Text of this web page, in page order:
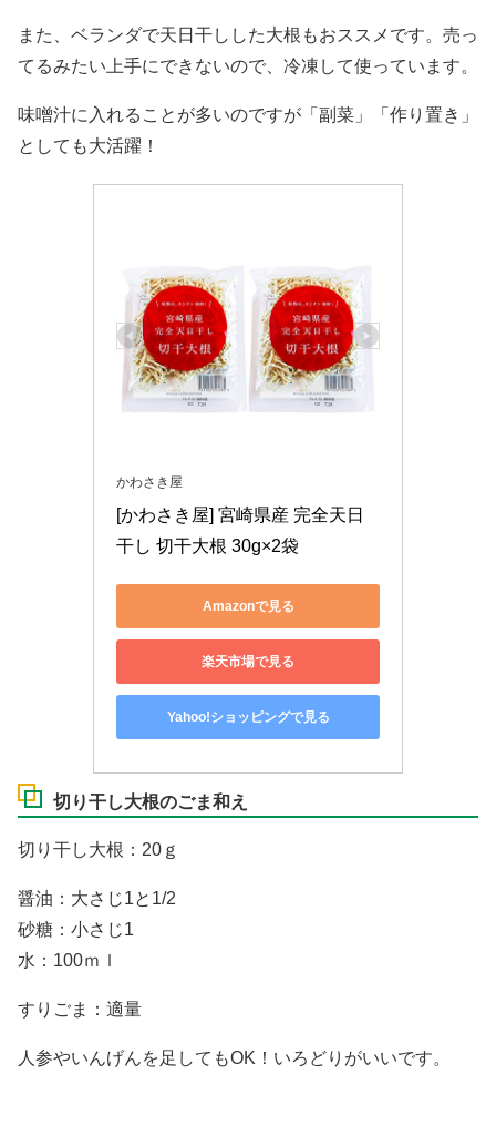
また、ベランダで天日干しした大根もおススメです。売っ
てるみたい上手にできないので、冷凍して使っています。
味噌汁に入れることが多いのですが「副菜」「作り置き」
としても大活躍！
かわさき屋
[かわさき屋] 宮崎県産 完全天日
干し 切干大根 30g×2袋
Amazonで見る
楽天市場で見る
Yahoo!ショッピングで見る
切り干し大根のごま和え
切り干し大根：20ｇ
醤油：大さじ1と1/2
砂糖：小さじ1
水：100ｍｌ
すりごま：適量
人参やいんげんを足してもOK！いろどりがいいです。